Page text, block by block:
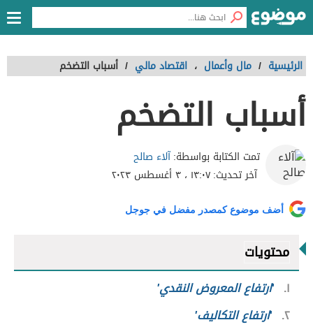
الرئيسية / مال وأعمال ، اقتصاد مالي / أسباب التضخم
أسباب التضخم
تمت الكتابة بواسطة:آلاء صالح
آخر تحديث:١٣:٠٧ ، ٣ أغسطس ٢٠٢٣
أضف موضوع كمصدر مفضل في جوجل
محتويات
١ 'ارتفاع المعروض النقدي'
٢ 'ارتفاع التكاليف'